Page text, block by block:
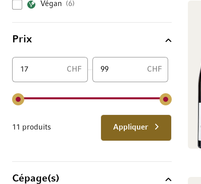
Végan 6
Prix
CHF CHF
11 produits Appliquer
Cépage(s)